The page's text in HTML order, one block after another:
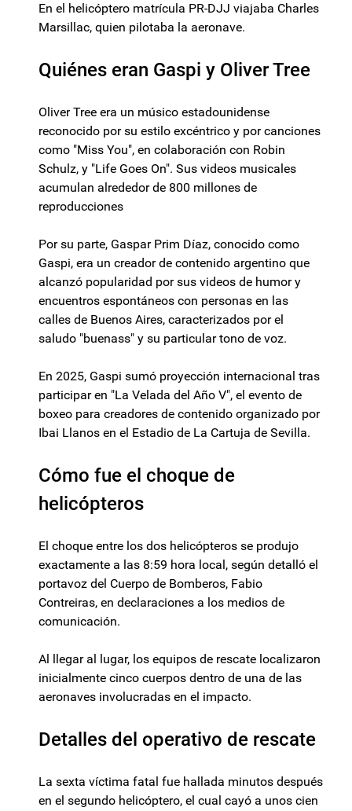
En el helicóptero matrícula PR-DJJ viajaba Charles
Marsillac, quien pilotaba la aeronave.
Quiénes eran Gaspi y Oliver Tree
Oliver Tree era un músico estadounidense
reconocido por su estilo excéntrico y por canciones
como "Miss You", en colaboración con Robin
Schulz, y "Life Goes On". Sus videos musicales
acumulan alrededor de 800 millones de
reproducciones
Por su parte, Gaspar Prim Díaz, conocido como
Gaspi, era un creador de contenido argentino que
alcanzó popularidad por sus videos de humor y
encuentros espontáneos con personas en las
calles de Buenos Aires, caracterizados por el
saludo "buenass" y su particular tono de voz.
En 2025, Gaspi sumó proyección internacional tras
participar en "La Velada del Año V", el evento de
boxeo para creadores de contenido organizado por
Ibai Llanos en el Estadio de La Cartuja de Sevilla.
Cómo fue el choque de
helicópteros
El choque entre los dos helicópteros se produjo
exactamente a las 8:59 hora local, según detalló el
portavoz del Cuerpo de Bomberos, Fabio
Contreiras, en declaraciones a los medios de
comunicación.
Al llegar al lugar, los equipos de rescate localizaron
inicialmente cinco cuerpos dentro de una de las
aeronaves involucradas en el impacto.
Detalles del operativo de rescate
La sexta víctima fatal fue hallada minutos después
en el segundo helicóptero, el cual cayó a unos cien